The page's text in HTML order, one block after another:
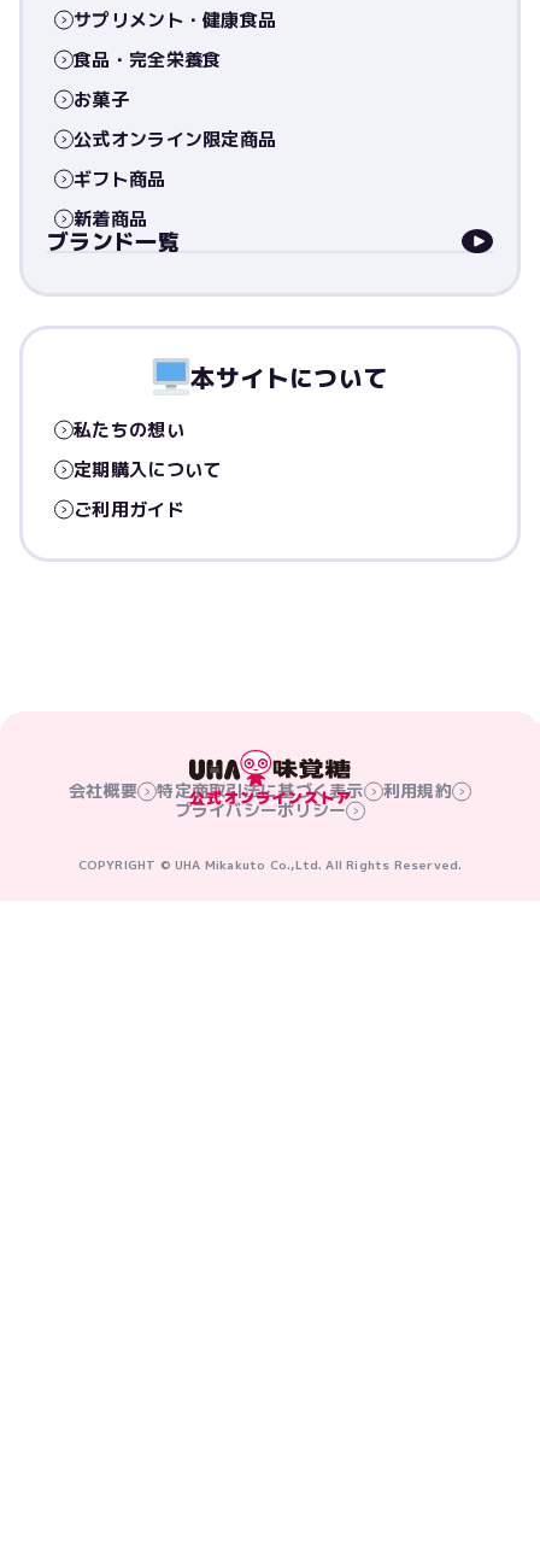
サプリメント・健康食品
食品・完全栄養食
お菓子
公式オンライン限定商品
ギフト商品
新着商品
ブランド一覧
本サイトについて
私たちの想い
定期購入について
ご利用ガイド
会社概要 特定商取引法に基づく表示
利用規約
プライバシーポリシー
COPYRIGHT © UHA Mikakuto Co.,Ltd. All Rights Reserved.